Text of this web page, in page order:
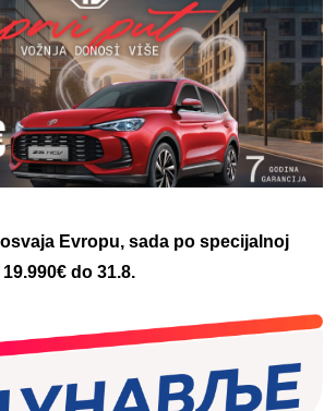
Evropu, sada po specijalnoj
do 31.8.